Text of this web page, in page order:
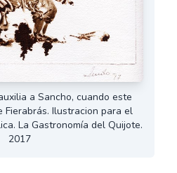
a Sancho, cuando este
Fierabrás. Ilustracion para el
La Gastronomía del Quijote.
2017